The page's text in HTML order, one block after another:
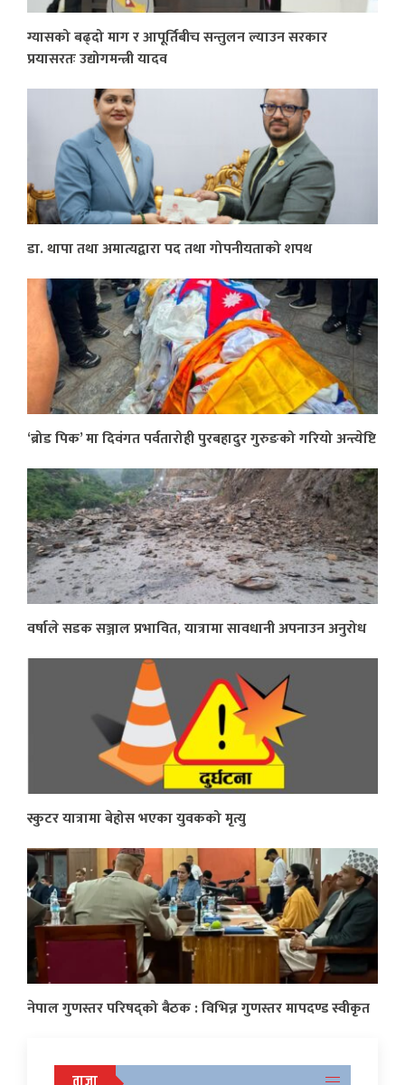
ग्यासको बढ्दो माग र आपूर्तिबीच सन्तुलन ल्याउन सरकार
प्रयासरतः उद्योगमन्त्री यादव
डा. थापा तथा अमात्यद्वारा पद तथा गोपनीयताको शपथ
‘ब्रोड पिक’ मा दिवंगत पर्वतारोही पुरबहादुर गुरुङको गरियो अन्त्येष्टि
वर्षाले सडक सञ्जाल प्रभावित, यात्रामा सावधानी अपनाउन अनुरोध
स्कुटर यात्रामा बेहोस भएका युवकको मृत्यु
नेपाल गुणस्तर परिषद्को बैठक : विभिन्न गुणस्तर मापदण्ड स्वीकृत